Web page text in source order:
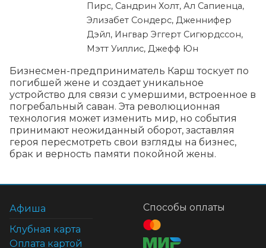
Пирс, Сандрин Холт, Ал Сапиенца,
Элизабет Сондерс, Дженнифер
Дэйл, Ингвар Эггерт Сигюрдссон,
Мэтт Уиллис, Джефф Юн
Бизнесмен-предприниматель Карш тоскует по
погибшей жене и создает уникальное
устройство для связи с умершими, встроенное в
погребальный саван. Эта революционная
технология может изменить мир, но события
принимают неожиданный оборот, заставляя
героя пересмотреть свои взгляды на бизнес,
брак и верность памяти покойной жены.
Афиша
Клубная карта
Оплата картой
Способы оплаты